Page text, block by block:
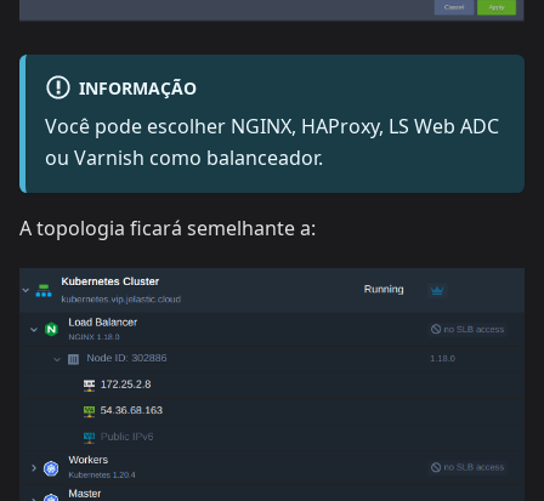
INFORMAÇÃO
Você pode escolher NGINX, HAProxy, LS Web ADC
ou Varnish como balanceador.
A topologia ficará semelhante a: